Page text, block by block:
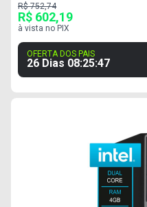
R$ 752,74
R$ 602,19
à vista no PIX
OFERTA DOS PAIS
26 Dias 08:25:46